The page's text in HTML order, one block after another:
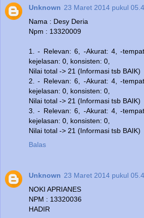
Unknown 23 Maret 2014 pukul
Nama : Desy Deria
Npm : 13320009
1. - Relevan: 6, -Akurat: 4, -
kejelasan: 0, konsisten: 0,
Nilai total -> 21 (Informasi tsb BAIK)
2. - Relevan: 6, -Akurat: 4, -
kejelasan: 0, konsisten: 0,
Nilai total -> 21 (Informasi tsb BAIK)
3. - Relevan: 6, -Akurat: 4, -
kejelasan: 0, konsisten: 0,
Nilai total -> 21 (Informasi tsb BAIK)
Balas
Unknown 23 Maret 2014 pukul
NOKI APRIANES
NPM : 13320036
HADIR